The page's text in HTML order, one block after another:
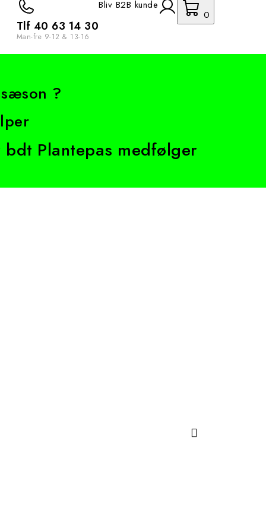
Tlf 40 63 14 30
Man-fre 9-12 & 13-16
Bliv B2B kunde
0
?
Plantepas medfølger
